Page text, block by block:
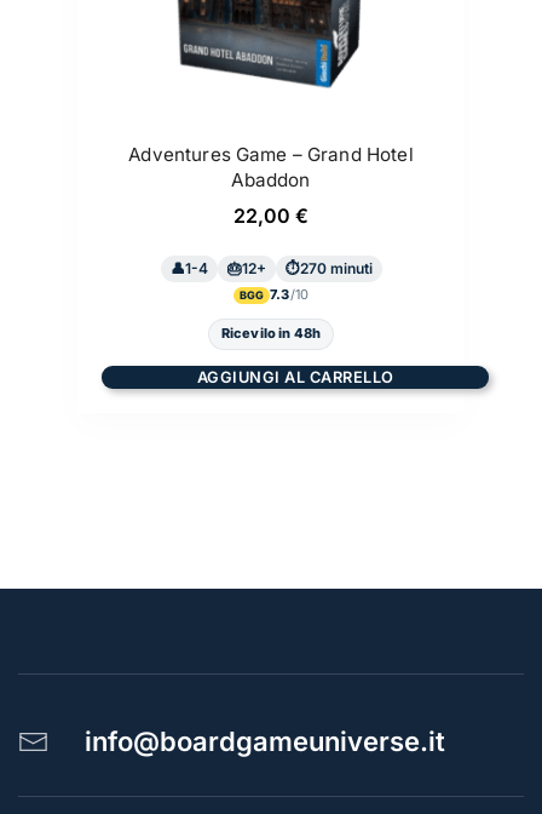
Adventures Game – Grand Hotel
Abaddon
22,00 €
1-4 12+ 270 minuti
BGG 7.3
Ricevilo in 48h
AGGIUNGI AL CARRELLO
info@boardgameuniverse.it